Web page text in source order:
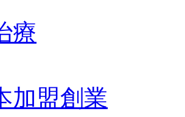
療
加盟創業